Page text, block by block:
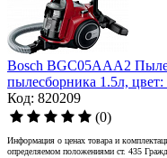
Bosch BGC05AAA2
пылесборника 1.5л,
Код: 820209
(0)
Информация о ценах товара и
определяемом положениями ст. 435